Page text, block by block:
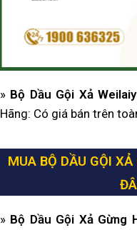
» Bộ Dầu Gội Xả
Hãng: Có giá bán trên
MUA BỘ DẦU GỘI
» Bộ Dầu Gội Xả Gừng